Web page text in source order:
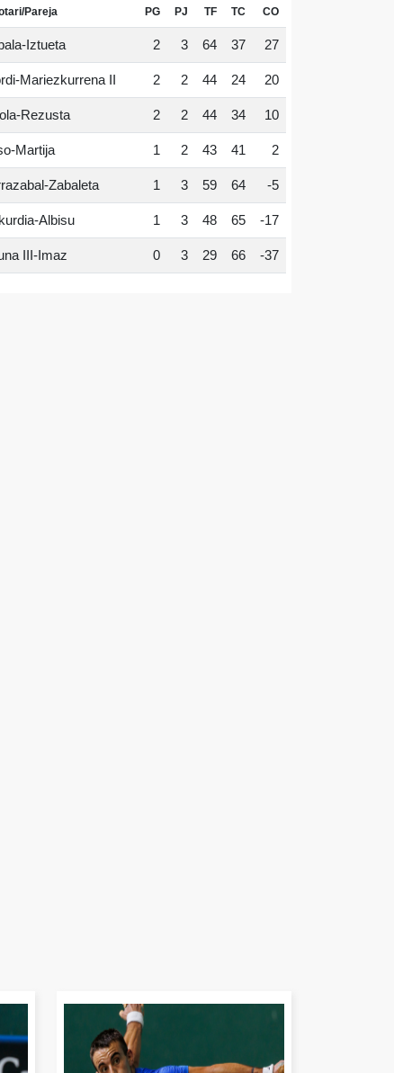
Pareja PG PJ TF TC CO
Iztueta 2 3 64 37 27
Mariezkurrena II 2 2 44 24 20
Rezusta 2 2 44 34 10
Martija 1 2 43 41 2
Zabaleta 1 3 59 64 -5
Albisu 1 3 48 65 -17
III-Imaz 0 3 29 66 -37